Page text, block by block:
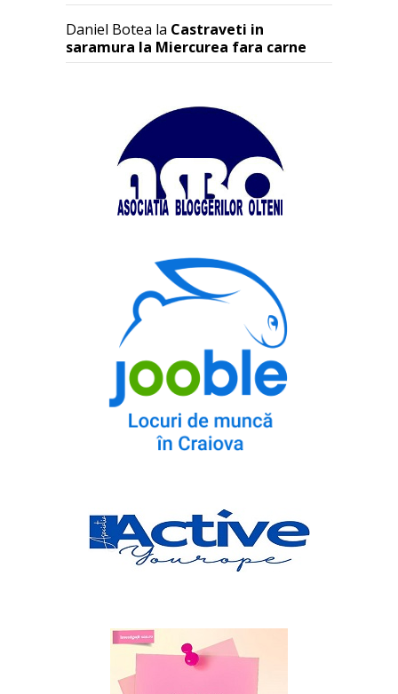
Daniel Botea la Castraveti in
saramura la Miercurea fara carne